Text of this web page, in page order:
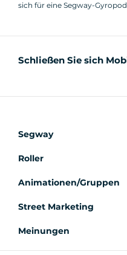
sich für eine Segway-
Schließen Sie sich
Segway
Roller
Animationen/Gruppen
Street Marketing
Meinungen